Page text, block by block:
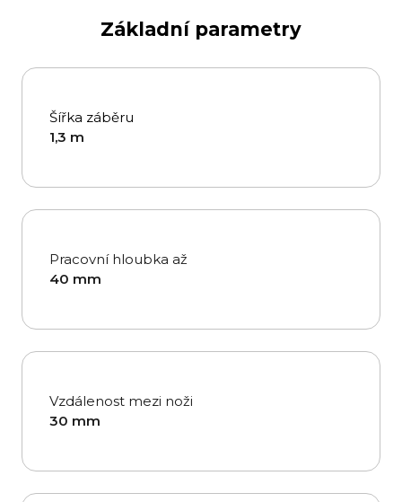
Základní parametry
Šířka záběru
1,3 m
Pracovní hloubka až
40 mm
Vzdálenost mezi noži
30 mm